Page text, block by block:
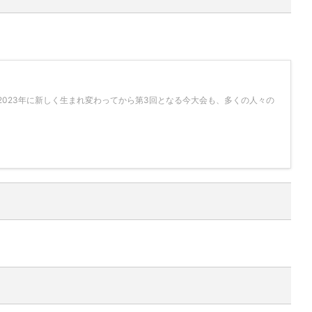
年に新しく生まれ変わってから第3回となる今大会も、多くの人々の